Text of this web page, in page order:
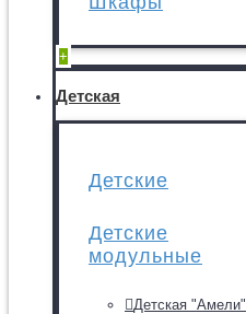
+
Детская
Детские
Детские
модульные
Детская "Амели"